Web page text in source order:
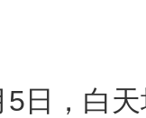
，白天